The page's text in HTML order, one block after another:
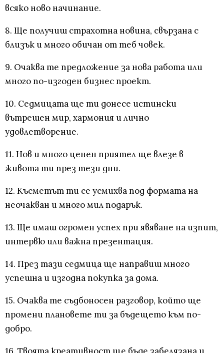
всяко ново начинание.
8. Ще получиш страхотна новина, свързана с
близък и много обичан от теб човек.
9. Очаква те предложение за нова работа или
много по-изгоден бизнес проект.
10. Седмицата ще ти донесе истински
вътрешен мир, хармония и лично
удовлетворение.
11. Нов и много ценен приятел ще влезе в
живота ти през тези дни.
12. Късметът ти се усмихва под формата на
неочакван и много мил подарък.
13. Ще имаш огромен успех при явяване на изпит,
интервю или важна презентация.
14. През тази седмица ще направиш много
успешна и изгодна покупка за дома.
15. Очаква те съдбоносен разговор, който ще
промени плановете ти за бъдещето към по-
добро.